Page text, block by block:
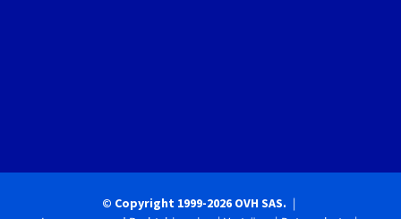
© Copyright 1999-2026 OVH SAS.